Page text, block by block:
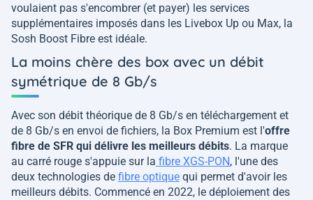
voulaient pas s'encombrer (et payer) les services
supplémentaires imposés dans les Livebox Up ou Max, la
Sosh Boost Fibre est idéale.
La moins chère des box avec un débit
symétrique de 8 Gb/s
Avec son débit théorique de 8 Gb/s en téléchargement et
de 8 Gb/s en envoi de fichiers, la Box Premium est l'offre
fibre de SFR qui délivre les meilleurs débits. La marque
au carré rouge s'appuie sur la fibre XGS-PON, l'une des
deux technologies de fibre optique qui permet d'avoir les
meilleurs débits. Commencé en 2022, le déploiement des